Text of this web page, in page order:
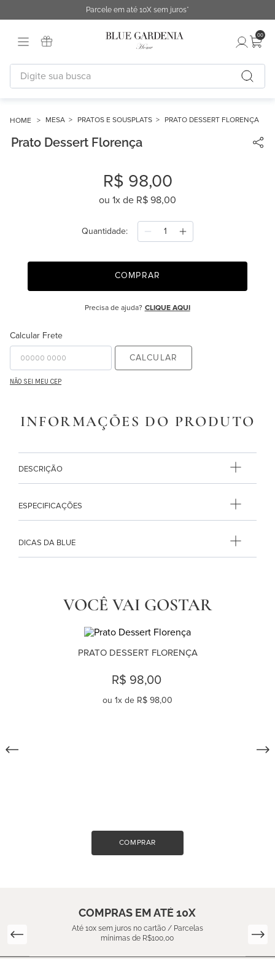
Parcele em até 10X sem juros*
00
Digite sua busca
MESA PRATOS E SOUSPLATS PRATO DESSERT FLORENÇA
Prato Dessert Florença
R$ 98,00
ou 1x de R$ 98,00
Quantidade
COMPRAR
Precisa de ajuda? CLIQUE AQUI
Calcular Frete
CALCULAR
NÃO SEI MEU CEP
INFORMAÇÕES DO PRODUTO
DESCRIÇÃO
ESPECIFICAÇÕES
DICAS DA BLUE
VOCÊ VAI GOSTAR
PRATO DESSERT FLORENÇA
R$ 98,00
ou 1x de R$ 98,00
COMPRAR
COMPRAS EM ATÉ 10X
Até 10x sem juros no cartão / Parcelas
mínimas de R$100,00
1º
fronha
2
4º
capa duvet
5º
urban
difusor
8º
edredon
9º
necessaire
10º majorelle